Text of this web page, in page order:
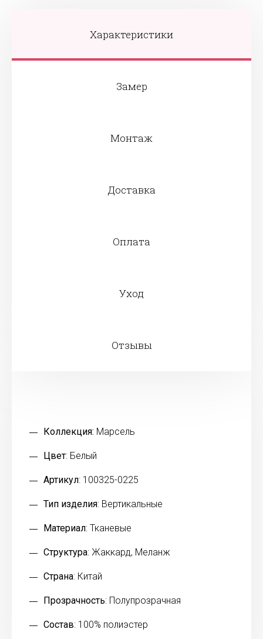
Характеристики
Замер
Монтаж
Доставка
Оплата
Уход
Отзывы
Коллекция: Марсель
Цвет: Белый
Артикул: 100325-0225
Тип изделия: Вертикальные
Материал: Тканевые
Структура: Жаккард, Меланж
Страна: Китай
Прозрачность: Полупрозрачная
Состав: 100% полиэстер